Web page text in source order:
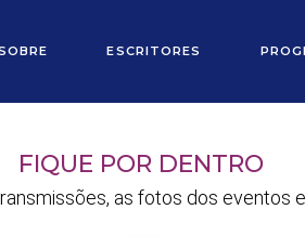
ESCRITORES
FIQUE POR DENTRO
as fotos dos eventos